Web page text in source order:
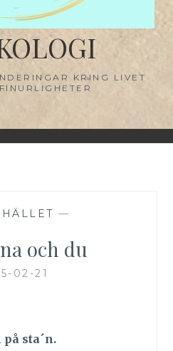
KRING LIVET
—
och du
02-21
sta´n.